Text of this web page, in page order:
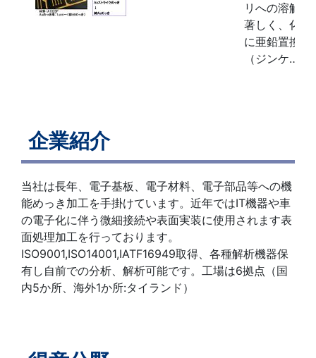
リへの溶解性
著しく、化学
に亜鉛置換法
（ジンケ…
企業紹介
当社は長年、電子基板、電子材料、電子部品等への機
能めっき加工を手掛けています。近年ではIT機器や車
の電子化に伴う微細接続や表面実装に使用されます表
面処理加工を行っております。
ISO9001,ISO14001,IATF16949取得、各種解析機器保
有し自前での分析、解析可能です。工場は6拠点（国
内5か所、海外1か所:タイランド）